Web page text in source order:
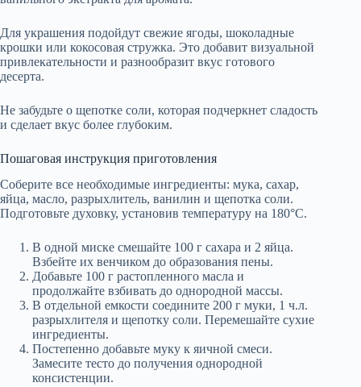
Для украшения подойдут свежие ягоды, шоколадные
крошки или кокосовая стружка. Это добавит визуальной
привлекательности и разнообразит вкус готового
десерта.
Не забудьте о щепотке соли, которая подчеркнет сладость
и сделает вкус более глубоким.
Пошаговая инструкция приготовления
Соберите все необходимые ингредиенты: мука, сахар,
яйца, масло, разрыхлитель, ванилин и щепотка соли.
Подготовьте духовку, установив температуру на 180°C.
В одной миске смешайте 100 г сахара и 2 яйца.
Взбейте их венчиком до образования пены.
Добавьте 100 г растопленного масла и
продолжайте взбивать до однородной массы.
В отдельной емкости соедините 200 г муки, 1 ч.л.
разрыхлителя и щепотку соли. Перемешайте сухие
ингредиенты.
Постепенно добавьте муку к яичной смеси.
Замесите тесто до получения однородной
консистенции.